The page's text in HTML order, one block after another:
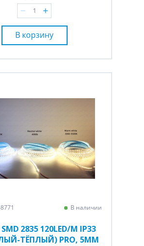
В корзину
В наличии
2835 120LED/M IP33
ТЁПЛЫЙ) PRO, 5ММ